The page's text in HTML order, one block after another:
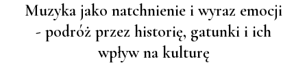
Muzyka jako natchnienie i wyraz emocji
- podróż przez historię, gatunki i ich
wpływ na kulturę